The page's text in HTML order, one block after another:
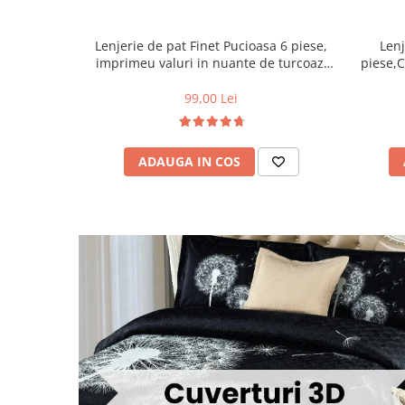
Lenjerie de pat Finet Pucioasa 6 piese,
imprimeu valuri in nuante de turcoaz,
99,00 Lei
ADAUGA IN COS